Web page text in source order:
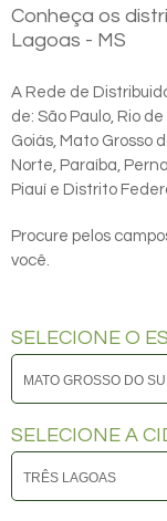
Conheça os
Lagoas - MS
A Rede de
de: São Paulo, Rio
Goiás, Mato Grosso
Norte, Paraíba,
Piauí e Distrito
Procure pelos
você.
SELECIONE O
SELECIONE A